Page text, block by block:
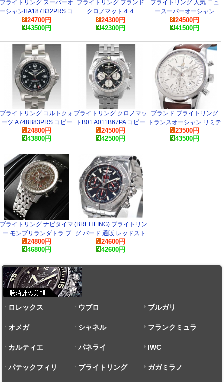
ブライトリング スーパーオ
ーシャンII A187B32PRS コ
ピー 時計
24700円
43500円
ブライトリング ブランド
クロノマット４４
A011A91PA コピー 時計
24300円
42300円
ブライトリング 人気 ニュ
ースーパーオーシャン
A183O06PRS コピー 腕時
計
24500円
41500円
ブライトリング コルトクォ
ーツ A748B83PRS コピー
時計
24800円
43800円
ブライトリング クロノマッ
トB01 A011B67PA コピー
時計
24500円
42500円
ブランド ブライトリング
トランスオーシャン リミテ
ッド S015G15KBA コピー
時計
23500円
43500円
ブライトリング ナビタイマ
ー モンブリランダトラ ブ
ロンズA213Q09NP スーパ
ーコピー 時計
24800円
46800円
(BREITLING) ブライトリン
グ バード 通販 レッドスト
ライク A439BRSPAS コピ
ー 時計
24600円
42600円
ロレックス ウブロ ブルガリ
オメガ シャネル フランクミュラ
ー
カルティエ パネライ IWC
パテックフィリ ブライトリング ガガミラノ